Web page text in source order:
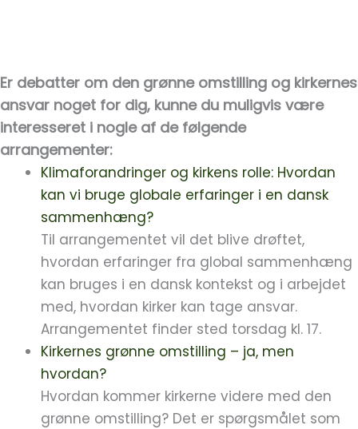
Er debatter om den grønne omstilling og kirkernes
ansvar noget for dig, kunne du muligvis være
interesseret i nogle af de følgende
arrangementer:
Klimaforandringer og kirkens rolle: Hvordan
kan vi bruge globale erfaringer i en dansk
sammenhæng?
Til arrangementet vil det blive drøftet,
hvordan erfaringer fra global sammenhæng
kan bruges i en dansk kontekst og i arbejdet
med, hvordan kirker kan tage ansvar.
Arrangementet finder sted torsdag kl. 17.
Kirkernes grønne omstilling – ja, men
hvordan?
Hvordan kommer kirkerne videre med den
grønne omstilling? Det er spørgsmålet som